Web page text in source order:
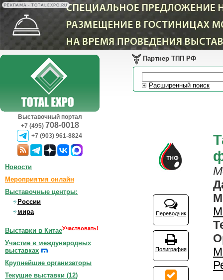
РЕКЛАМА • TOTALEXPO.RU
Выставочный портал
+7 (495) 708-0018
+7 (903) 961-8824
Партнер ТПП РФ
Расширенный поиск
Переводчик
Полиграфия
Новости
Мероприятия онлайн
Выставочные центры:
России
мира
Выставки в КитаеУчаствовать!
Участие в международных
выставках
Крупнейшие организаторы
Текущие выставки (12)